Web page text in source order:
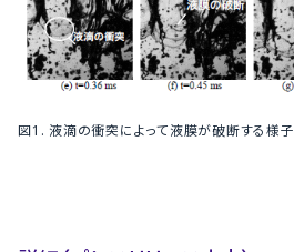
図1. 液滴の衝突によって液膜が破断する様子